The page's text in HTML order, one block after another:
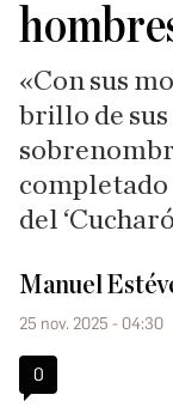
«Con sus
brillo de sus
completado
del
Manuel
25 nov. 2025 - 04:30
0